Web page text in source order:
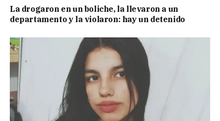
La drogaron en un boliche, la llevaron a un
departamento y la violaron: hay un detenido